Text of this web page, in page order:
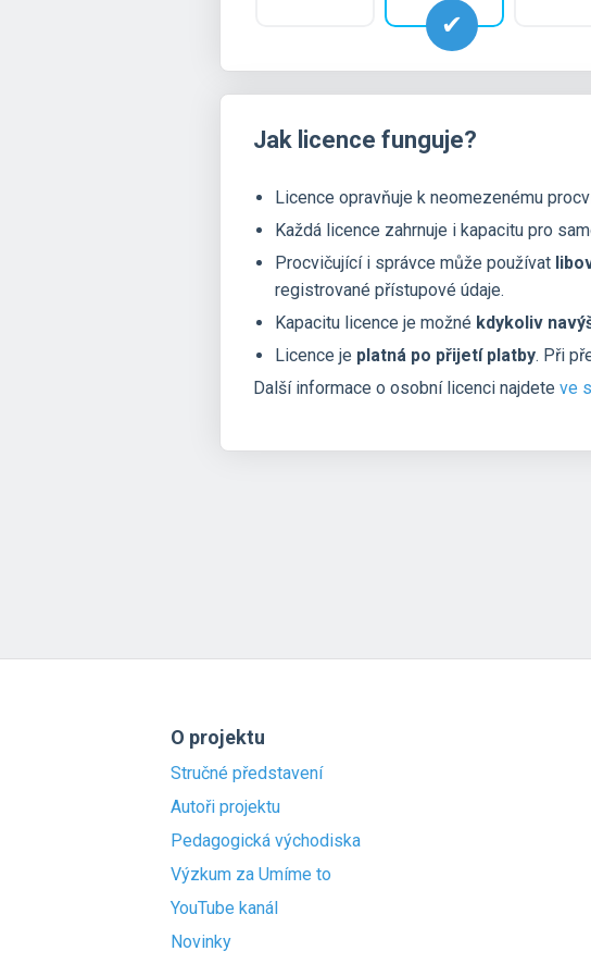
Jak licence funguje?
Licence opravňuje k neomezenému
Každá licence zahrnuje i kapacitu pro
Procvičující i správce může používat
registrované přístupové údaje.
Kapacitu licence je možné kdykoliv
Licence je platná po přijetí platby. Při
Další informace o osobní licenci najdete ve
O projektu
Stručné představení
Autoři projektu
Pedagogická východiska
Výzkum za Umíme to
YouTube kanál
Novinky